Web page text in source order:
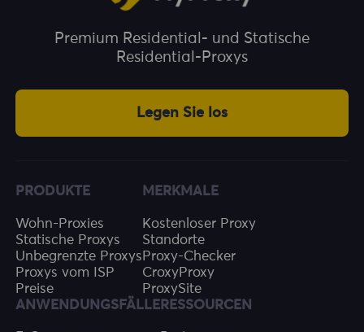
Premium Residential- und Statische
Residential-Proxys
Legen Sie los
PRODUKTE
Wohn-Proxies
Statische Proxys
Unbegrenzte Proxys
Proxys vom ISP
Preise
MERKMALE
Kostenloser Proxy
Standorte
Proxy-Checker
CroxyProxy
ProxySite
ANWENDUNGSFÄLLE RESSOURCEN